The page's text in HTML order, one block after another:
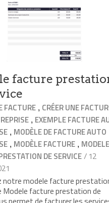
facture
FACTURE , CRÉER UNE
, EXEMPLE FACTURE
, MODÈLE DE FACTURE AUTO
, MODÈLE FACTURE , MODELE
DE SERVICE/ 12
notre modele facture
Modele facture prestation de